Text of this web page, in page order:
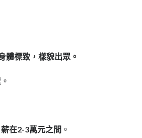
體標致，樣貌出眾。
在2-3萬元之間 。